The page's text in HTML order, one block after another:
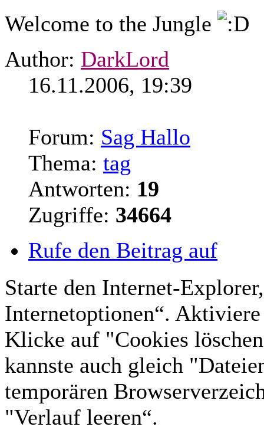
Welcome to the Jungle
Author: DarkLord
16.11.2006, 19:39
Forum: Sag Hallo
Thema: tag
Antworten: 19
Zugriffe: 34664
Rufe den Beitrag auf
Starte den Internet-
Internetoptionen“.
Klicke auf "Cookies
kannste auch gleich
temporären
"Verlauf leeren“.